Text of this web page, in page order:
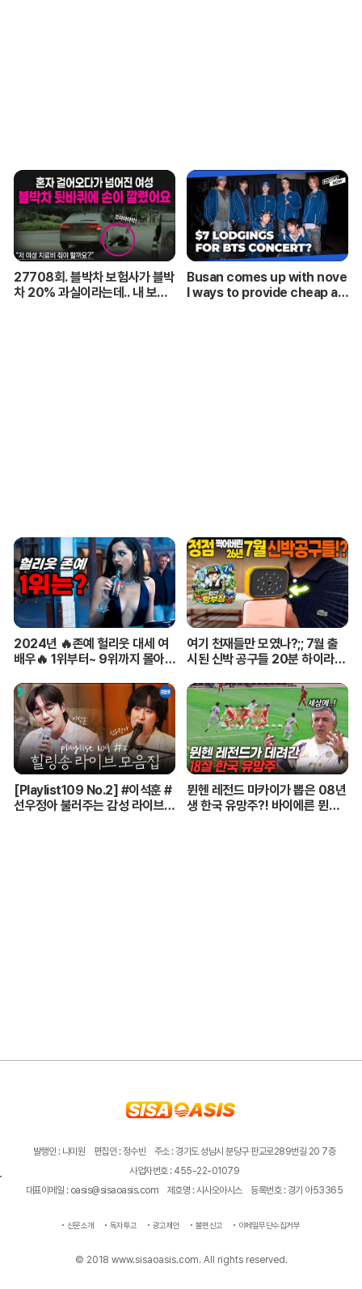
27708회. 블박차 보험사가 블박
차 20% 과실이라는데.. 내 보험
Busan comes up with nove
l ways to provide cheap ac
2024년 🔥존예 헐리웃 대세 여
배우🔥 1위부터~ 9위까지 몰아보
여기 천재들만 모였나?;; 7월 출
시된 신박 공구들 20분 하이라이
[Playlist109 No.2] #이석훈 #
선우정아 불러주는 감성 라이브
뮌헨 레전드 마카이가 뽑은 08년
생 한국 유망주?! 바이에른 뮌헨
발행인 : 나미원 편집인 : 정수빈
주소 : 경기도 성남시 분당구 판교로289번길 20 7층
사업자번호 : 455-22-01079
대표이메일 : oasis@sisaoasis.com
제호명 : 시사오아시스 등록번호 : 경기 아53365
신문소개 독자투고 광고제안 불편신고 이메일무단수집거부
© 2018 www.sisaoasis.com. All rights reserved.